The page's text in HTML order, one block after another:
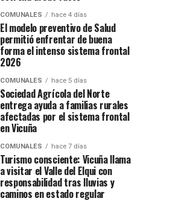
COMUNALES hace 4 días
El modelo preventivo de Salud
permitió enfrentar de buena
forma el intenso sistema frontal
2026
COMUNALES hace 5 días
Sociedad Agrícola del Norte
entrega ayuda a familias rurales
afectadas por el sistema frontal
en Vicuña
COMUNALES hace 7 días
Turismo consciente: Vicuña llama
a visitar el Valle del Elqui con
responsabilidad tras lluvias y
caminos en estado regular